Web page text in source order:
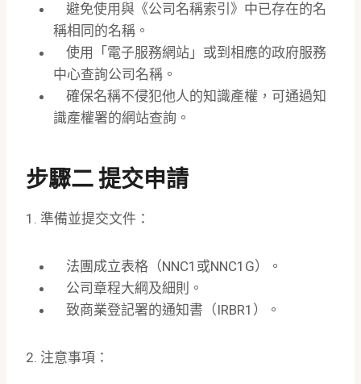
避免使用與《公司名稱索引》中已存在的名
稱相同的名稱。
使用「電子服務網站」或到相應的政府服務
中心查詢公司名稱。
確保名稱不侵犯他人的知識產權，可通過知
識產權署的網站查詢。
步驟二 提交申請
1. 準備並提交文件：
法團成立表格（NNC1或NNC1G）。
公司章程大綱及細則。
致商業登記署的通知書（IRBR1）。
2. 注意事項：